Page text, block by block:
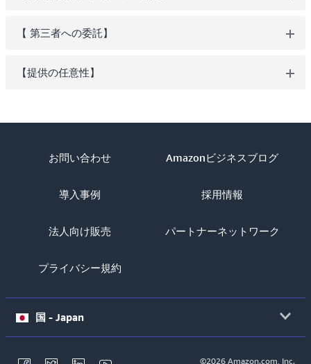
【 第三者への委託】
【提供の任意性】
お問い合わせ Amazonビジネスブログ
導入事例 採用情報
法人向け販売 パートナーネットワーク
プライバシー規約
国 - Japan
©2026 Amazon.com, Inc.